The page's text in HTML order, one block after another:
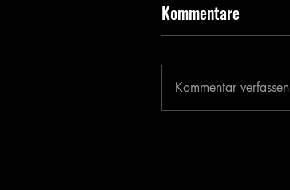
Kommentare
Kommentar verfassen